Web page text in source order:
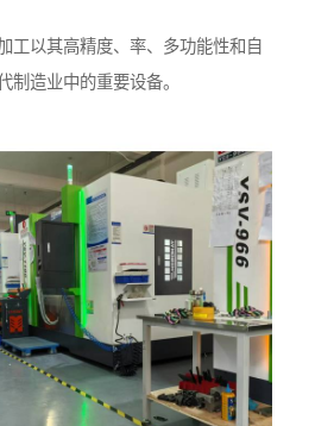
工以其高精度、率、多功能性和自
制造业中的重要设备。